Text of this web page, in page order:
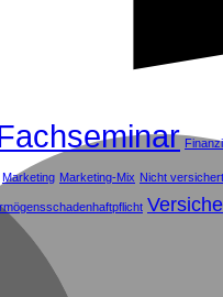
Marketing Marketing-Mix Nicht